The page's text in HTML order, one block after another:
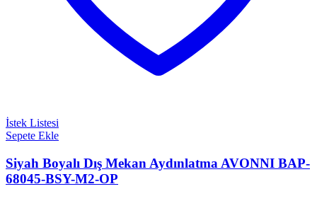
İstek Listesi
Sepete Ekle
Siyah Boyalı Dış Mekan Aydınlatma AVONNI BAP-
68045-BSY-M2-OP